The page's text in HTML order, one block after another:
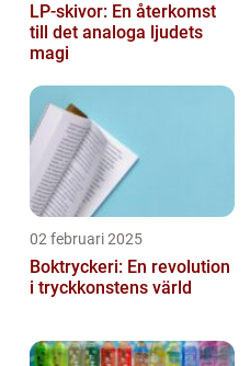
LP-skivor: En återkomst
till det analoga ljudets
magi
02 februari 2025
Boktryckeri: En revolution
i tryckkonstens värld